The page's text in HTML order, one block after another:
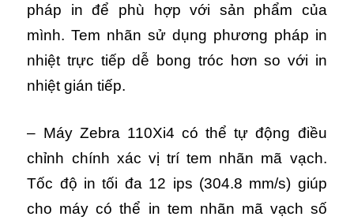
pháp in để phù hợp với sản phẩm của
mình. Tem nhãn sử dụng phương pháp in
nhiệt trực tiếp dễ bong tróc hơn so với in
nhiệt gián tiếp.
– Máy Zebra 110Xi4có thể tự động điều
chỉnh chính xác vị trí tem nhãn mã vạch.
Tốc độ in tối đa 12 ips (304.8 mm/s) giúp
cho máy có thể in tem nhãn mã vạch số